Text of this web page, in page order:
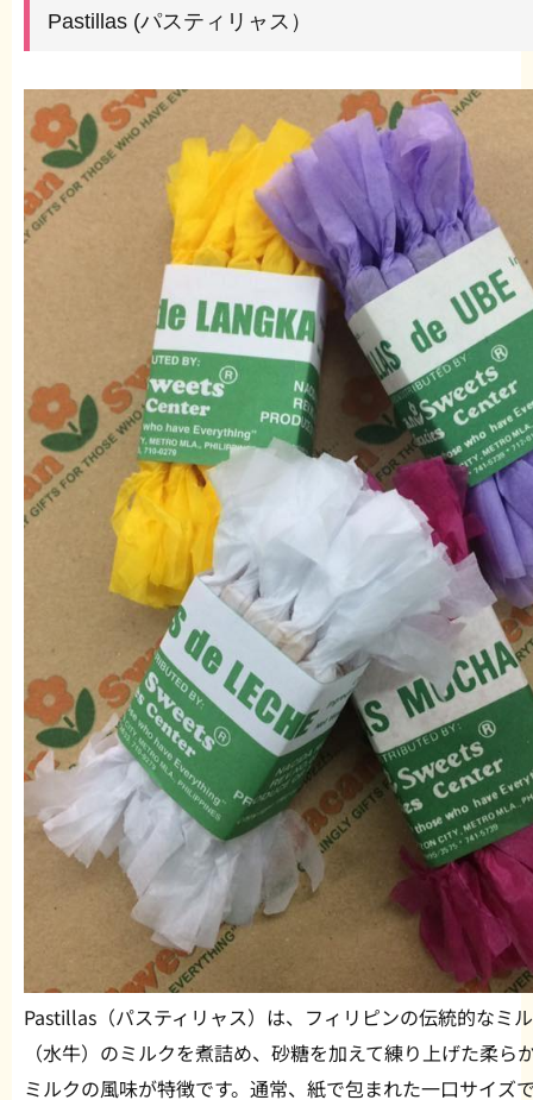
Pastillas (パスティリャス）
Pastillas（パスティリャス）は、フィリピンの伝統的なミ
（水牛）のミルクを煮詰め、砂糖を加えて練り上げた柔
ミルクの風味が特徴です。通常、紙で包まれた一口サイズ